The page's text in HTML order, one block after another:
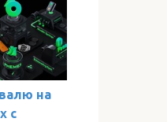
на
с